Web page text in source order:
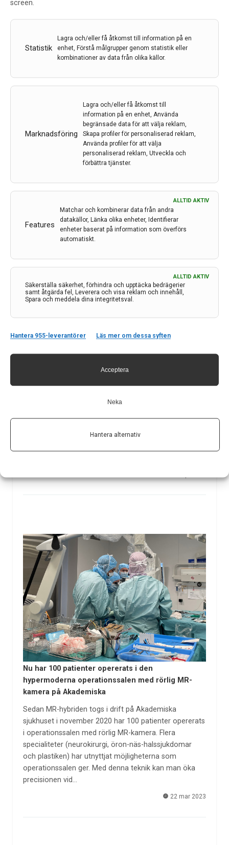
screen.
Statistik
Lagra och/eller få åtkomst till information på en
enhet, Förstå målgrupper genom statistik eller
kombinationer av data från olika källor.
Marknadsföring
Lagra och/eller få åtkomst till
information på en enhet, Använda
begränsade data för att välja reklam,
Skapa profiler för personaliserad reklam,
Använda profiler för att välja
personaliserad reklam, Utveckla och
förbättra tjänster.
Features
ALLTID AKTIV
Matchar och kombinerar data från andra
datakällor, Länka olika enheter, Identifierar
enheter baserat på information som överförs
automatiskt.
Säkerställa säkerhet, förhindra och upptäcka bedrägerier
samt åtgärda fel, Leverera och visa reklam och innehåll,
Spara och meddela dina integritetsval.
ALLTID AKTIV
Hantera 955-leverantörer Läs mer om dessa syften
Acceptera
Neka
Hantera alternativ
Peter Andersen får Mångbergs pris 2023
Varje år delar Umeå universitet ut priset till Amanda
och Per Algot Mångbergs minne. I år går priset till
Peter Andersen vid Institutionen för klinisk vetenskap,
Umeå universitet, för hans insatser inom ALS-
Fibromyalgi är ett av våra vanligaste smärtsyndrom
har nyligen upptäckt att hälften av patienterna har
Nu har 100 patienter opererats i den
hypermoderna operationssalen med rörlig MR-
kamera på Akademiska
Sedan MR-hybriden togs i drift på Akademiska
sjukhuset i november 2020 har 100 patienter opererats
i operationssalen med rörlig MR-kamera. Flera
specialiteter (neurokirurgi, öron-näs-halssjukdomar
och plastiken) har utnyttjat möjligheterna som
operationssalen ger. Med denna teknik kan man öka
precisionen vid…
22 mar 2023